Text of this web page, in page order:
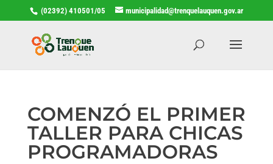
(02392) 410501/05 municipalidad@trenquelauquen.gov.ar
COMENZÓ EL PRIMER
TALLER PARA CHICAS
PROGRAMADORAS